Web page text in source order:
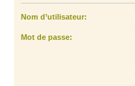
Nom d’utilisateur:
Mot de passe: